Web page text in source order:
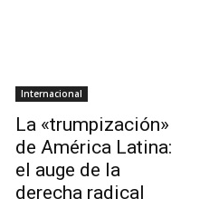
Internacional
La «trumpización»
de América Latina:
el auge de la
derecha radical